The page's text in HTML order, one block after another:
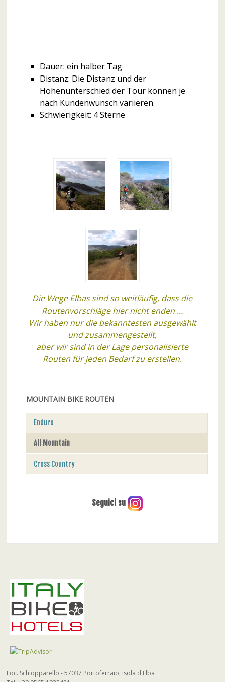
Dauer: ein halber Tag
Distanz: Die Distanz und der
Höhenunterschied der Tour können je
nach Kundenwunsch variieren.
Schwierigkeit: 4 Sterne
Die Wege Elbas sind so weitläufig, dass die
Routenvorschläge hier nicht enden …
Wir haben nur die bekanntesten ausgewählt
und zusammengestellt,
aber wir sind in der Lage personalisierte
Routen für jeden Bedarf zu erstellen.
MOUNTAIN BIKE ROUTEN
Enduro
All Mountain
Cross Country
Seguici su
Loc. Schiopparello - 57037 Portoferraio, Isola d'Elba